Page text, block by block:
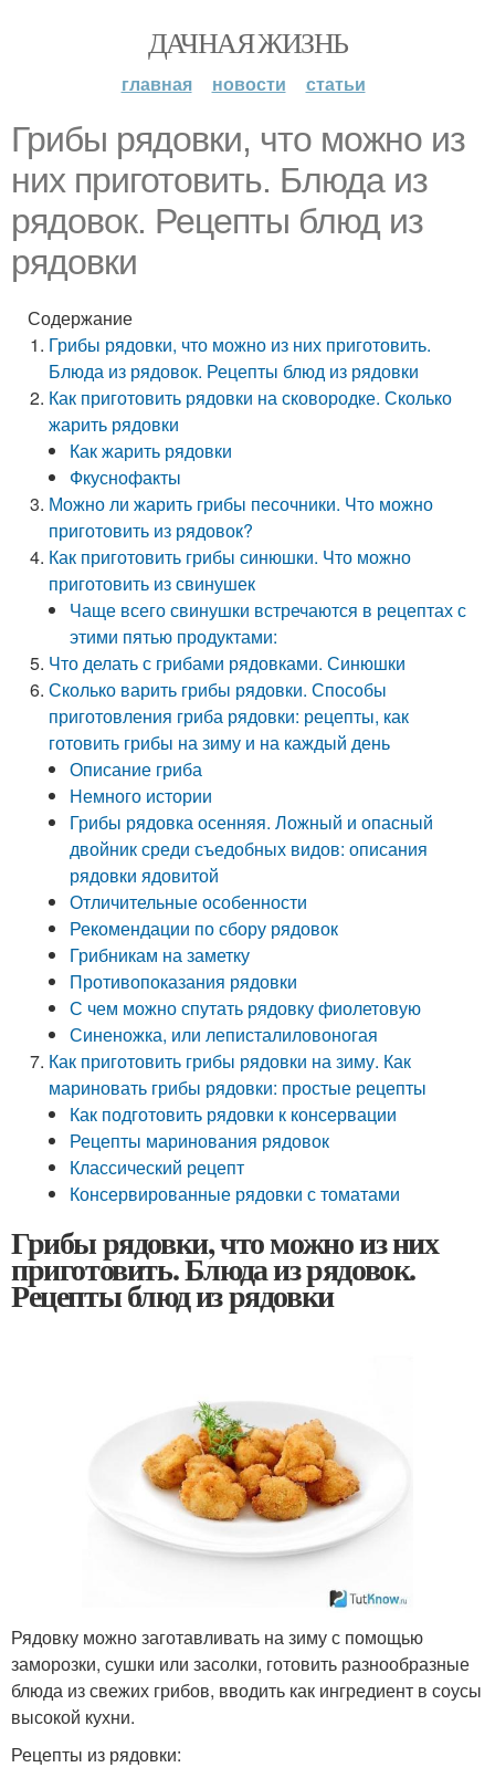
ДАЧНАЯ ЖИЗНЬ
главная новости статьи
Грибы рядовки, что можно из
них приготовить. Блюда из
рядовок. Рецепты блюд из
рядовки
Содержание
Грибы рядовки, что можно из них приготовить.
Блюда из рядовок. Рецепты блюд из рядовки
Как приготовить рядовки на сковородке. Сколько
жарить рядовки
Как жарить рядовки
Фкуснофакты
Можно ли жарить грибы песочники. Что можно
приготовить из рядовок?
Как приготовить грибы синюшки. Что можно
приготовить из свинушек
Чаще всего свинушки встречаются в рецептах с
этими пятью продуктами:
Что делать с грибами рядовками. Синюшки
Сколько варить грибы рядовки. Способы
приготовления гриба рядовки: рецепты, как
готовить грибы на зиму и на каждый день
Описание гриба
Немного истории
Грибы рядовка осенняя. Ложный и опасный
двойник среди съедобных видов: описания
рядовки ядовитой
Отличительные особенности
Рекомендации по сбору рядовок
Грибникам на заметку
Противопоказания рядовки
С чем можно спутать рядовку фиолетовую
Синеножка, или леписталиловоногая
Как приготовить грибы рядовки на зиму. Как
мариновать грибы рядовки: простые рецепты
Как подготовить рядовки к консервации
Рецепты маринования рядовок
Классический рецепт
Консервированные рядовки с томатами
Грибы рядовки, что можно из них
приготовить. Блюда из рядовок.
Рецепты блюд из рядовки
Рядовку можно заготавливать на зиму с помощью
заморозки, сушки или засолки, готовить разнообразные
блюда из свежих грибов, вводить как ингредиент в соусы
высокой кухни.
Рецепты из рядовки: